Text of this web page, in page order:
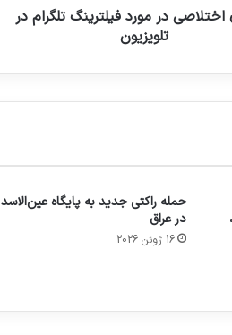
در مورد فیلترینگ تلگرام در
تلویزیون
حمله راکتی جدید به پایگاه عین‌الاسد
در عراق
16 ژوئن 2026